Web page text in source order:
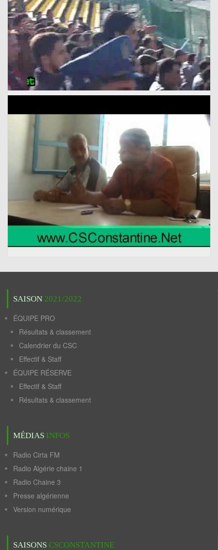
SAISON 2021/2022
ÉQUIPE PRO
Résultats & classement
Calendrier du CSC
Effectif & Staff
ÉQUIPE RÉSERVE
Effectif & Staff
Résultats & classement
MÉDIAS INFOS
Radio Cirta FM
Radio Algérie chaine 1
Radio Chaine 3
Presse algérienne
Version numérique
SAISONS CSCONSTANTINE